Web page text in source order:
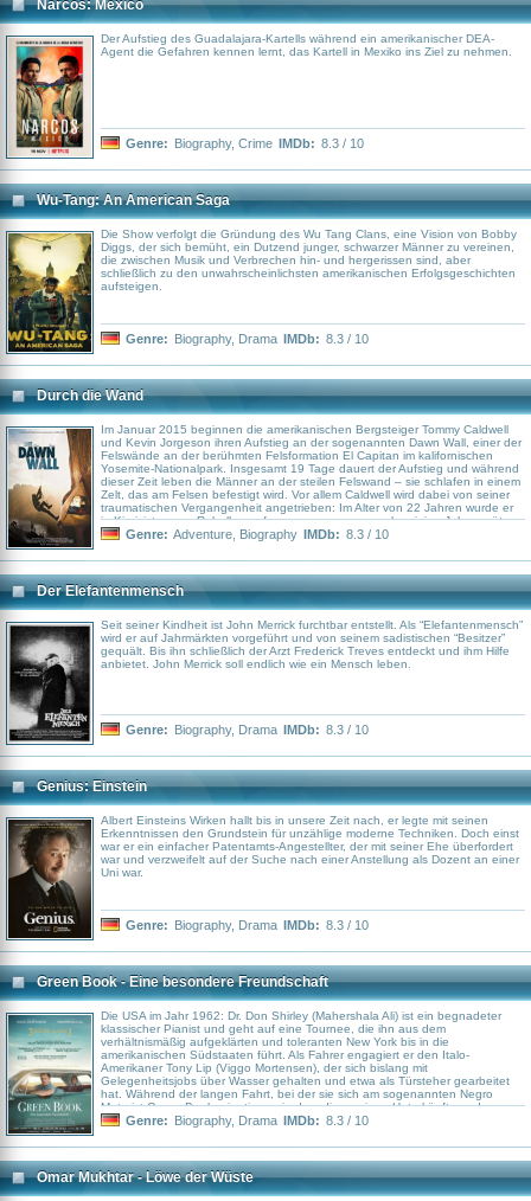
Land bringen, während zum Schutz der Zivilbevölkerung keine Soldaten
vorgesehen sind.
Narcos: México
Der Aufstieg des Guadalajara-Kartells während ein amerikanischer DEA-
Agent die Gefahren kennen lernt, das Kartell in Mexiko ins Ziel zu nehmen.
Genre: Biography, Crime IMDb: 8.3 / 10
Wu-Tang: An American Saga
Die Show verfolgt die Gründung des Wu Tang Clans, eine Vision von Bobby
Diggs, der sich bemüht, ein Dutzend junger, schwarzer Männer zu vereinen,
die zwischen Musik und Verbrechen hin- und hergerissen sind, aber
schließlich zu den unwahrscheinlichsten amerikanischen Erfolgsgeschichten
aufsteigen.
Genre: Biography, Drama IMDb: 8.3 / 10
Durch die Wand
Im Januar 2015 beginnen die amerikanischen Bergsteiger Tommy Caldwell
und Kevin Jorgeson ihren Aufstieg an der sogenannten Dawn Wall, einer der
Felswände an der berühmten Felsformation El Capitan im kalifornischen
Yosemite-Nationalpark. Insgesamt 19 Tage dauert der Aufstieg und während
dieser Zeit leben die Männer an der steilen Felswand – sie schlafen in einem
Zelt, das am Felsen befestigt wird. Vor allem Caldwell wird dabei von seiner
traumatischen Vergangenheit angetrieben: Im Alter von 22 Jahren wurde er
in Kirgisistan von Rebellen gefangen genommen, verlor einige Jahre später
einen Zeigefinger und musste zudem das Ende seiner Ehe mit seiner
Genre: Adventure Biography IMDb: 8.3 / 10
Der Elefantenmensch
Seit seiner Kindheit ist John Merrick furchtbar entstellt. Als “Elefantenmensch”
wird er auf Jahrmärkten vorgeführt und von seinem sadistischen “Besitzer”
gequält. Bis ihn schließlich der Arzt Frederick Treves entdeckt und ihm Hilfe
anbietet. John Merrick soll endlich wie ein Mensch leben.
Genre: Biography, Drama IMDb: 8.3 / 10
Genius: Einstein
Albert Einsteins Wirken hallt bis in unsere Zeit nach, er legte mit seinen
Erkenntnissen den Grundstein für unzählige moderne Techniken. Doch einst
war er ein einfacher Patentamts-Angestellter, der mit seiner Ehe überfordert
war und verzweifelt auf der Suche nach einer Anstellung als Dozent an einer
Uni war.
Genre: Biography, Drama IMDb: 8.3 / 10
Green Book - Eine besondere Freundschaft
Die USA im Jahr 1962: Dr. Don Shirley (Mahershala Ali) ist ein begnadeter
klassischer Pianist und geht auf eine Tournee, die ihn aus dem
verhältnismäßig aufgeklärten und toleranten New York bis in die
amerikanischen Südstaaten führt. Als Fahrer engagiert er den Italo-
Amerikaner Tony Lip (Viggo Mortensen), der sich bislang mit
Gelegenheitsjobs über Wasser gehalten und etwa als Türsteher gearbeitet
hat. Während der langen Fahrt, bei der sie sich am sogenannten Negro
Motorist Green Book orientieren, in dem die wenigen Unterkünfte und
Restaurants aufgelistet sind, in dem auch schwarze Gäste willkommen sind,
gegensätzlichen Männern.
Genre: Biography, Drama IMDb: 8.3 / 10
Omar Mukhtar - Löwe der Wüste